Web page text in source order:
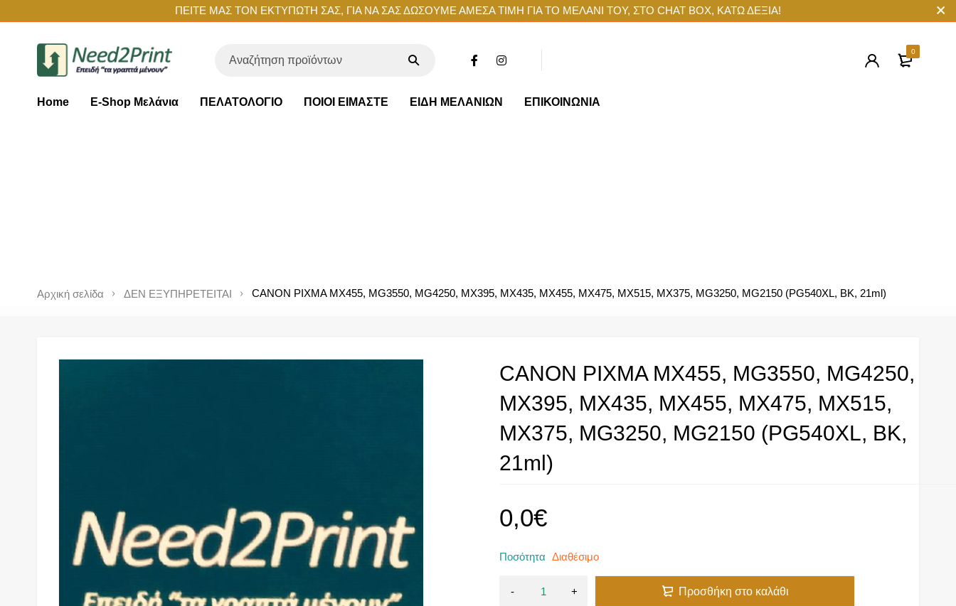
ΠΕΙΤΕ ΜΑΣ ΤΟΝ ΕΚΤΥΠΩΤΗ ΣΑΣ, ΓΙΑ ΝΑ ΣΑΣ ΔΩΣΟΥΜΕ ΑΜΕΣΑ ΤΙΜΗ ΓΙΑ ΤΟ ΜΕΛΑΝΙ ΤΟΥ, ΣΤΟ CHAT BOX, ΚΑΤΩ ΔΕΞΙΑ!
0
Home E-Shop Μελάνια ΠΕΛΑΤΟΛΟΓΙΟ ΠΟΙΟΙ ΕΙΜΑΣΤΕ ΕΙΔΗ ΜΕΛΑΝΙΩΝ ΕΠΙΚΟΙΝΩΝΙΑ
Αρχική σελίδα ΔΕΝ ΕΞΥΠΗΡΕΤΕΙΤΑΙ CANON PIXMA MX455, MG3550, MG4250, MX395, MX435, MX455, MX475, MX515, MX375, MG3250, MG2150 (PG540XL, BK, 21ml)
CANON PIXMA MX455, MG3550, MG4250,
MX395, MX435, MX455, MX475, MX515,
MX375, MG3250, MG2150 (PG540XL, BK,
21ml)
0,0€
Ποσότητα Διαθέσιμο
Προσθήκη στο καλάθι